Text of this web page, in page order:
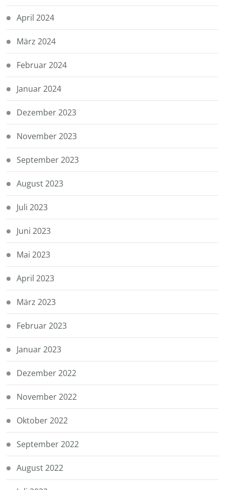
April 2024
März 2024
Februar 2024
Januar 2024
Dezember 2023
November 2023
September 2023
August 2023
Juli 2023
Juni 2023
Mai 2023
April 2023
März 2023
Februar 2023
Januar 2023
Dezember 2022
November 2022
Oktober 2022
September 2022
August 2022